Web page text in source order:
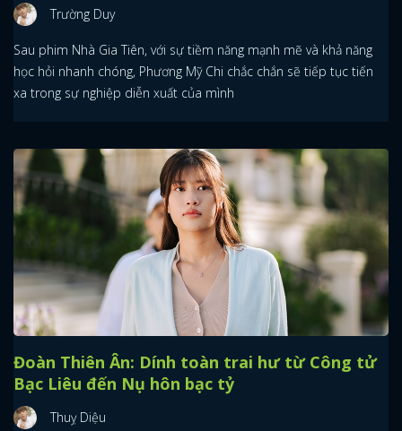
Trường Duy
Sau phim Nhà Gia Tiên, với sự tiềm năng mạnh mẽ và khả năng
học hỏi nhanh chóng, Phương Mỹ Chi chắc chắn sẽ tiếp tục tiến
xa trong sự nghiệp diễn xuất của mình
Đoàn Thiên Ân: Dính toàn trai hư từ Công tử
Bạc Liêu đến Nụ hôn bạc tỷ
Thuỵ Diệu